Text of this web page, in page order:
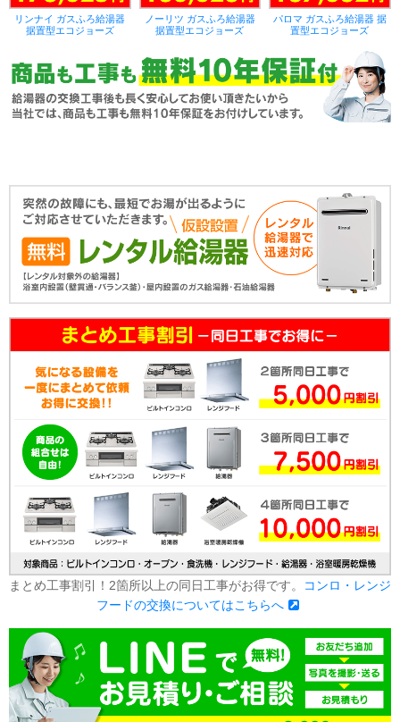
リンナイ ガスふろ給湯器
据置型エコジョーズ
ノーリツ ガスふろ給湯器
据置型エコジョーズ
パロマ ガスふろ給湯器 据
置型エコジョーズ
まとめ工事割引！2箇所以上の同日工事がお得です。
コンロ・レンジ
フードの交換についてはこちらへ